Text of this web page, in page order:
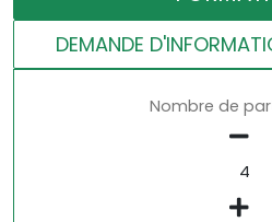
DEMANDE
Nombre de